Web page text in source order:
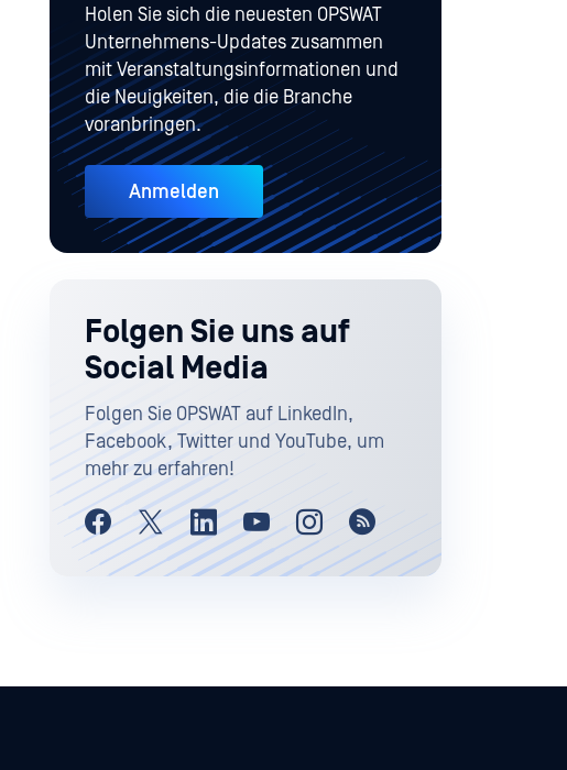
Holen Sie sich die neuesten OPSWAT
Unternehmens-Updates zusammen
mit Veranstaltungsinformationen und
die Neuigkeiten, die die Branche
voranbringen.
Anmelden
Folgen Sie uns auf
Social Media
Folgen Sie OPSWAT auf LinkedIn,
Facebook, Twitter und YouTube, um
mehr zu erfahren!